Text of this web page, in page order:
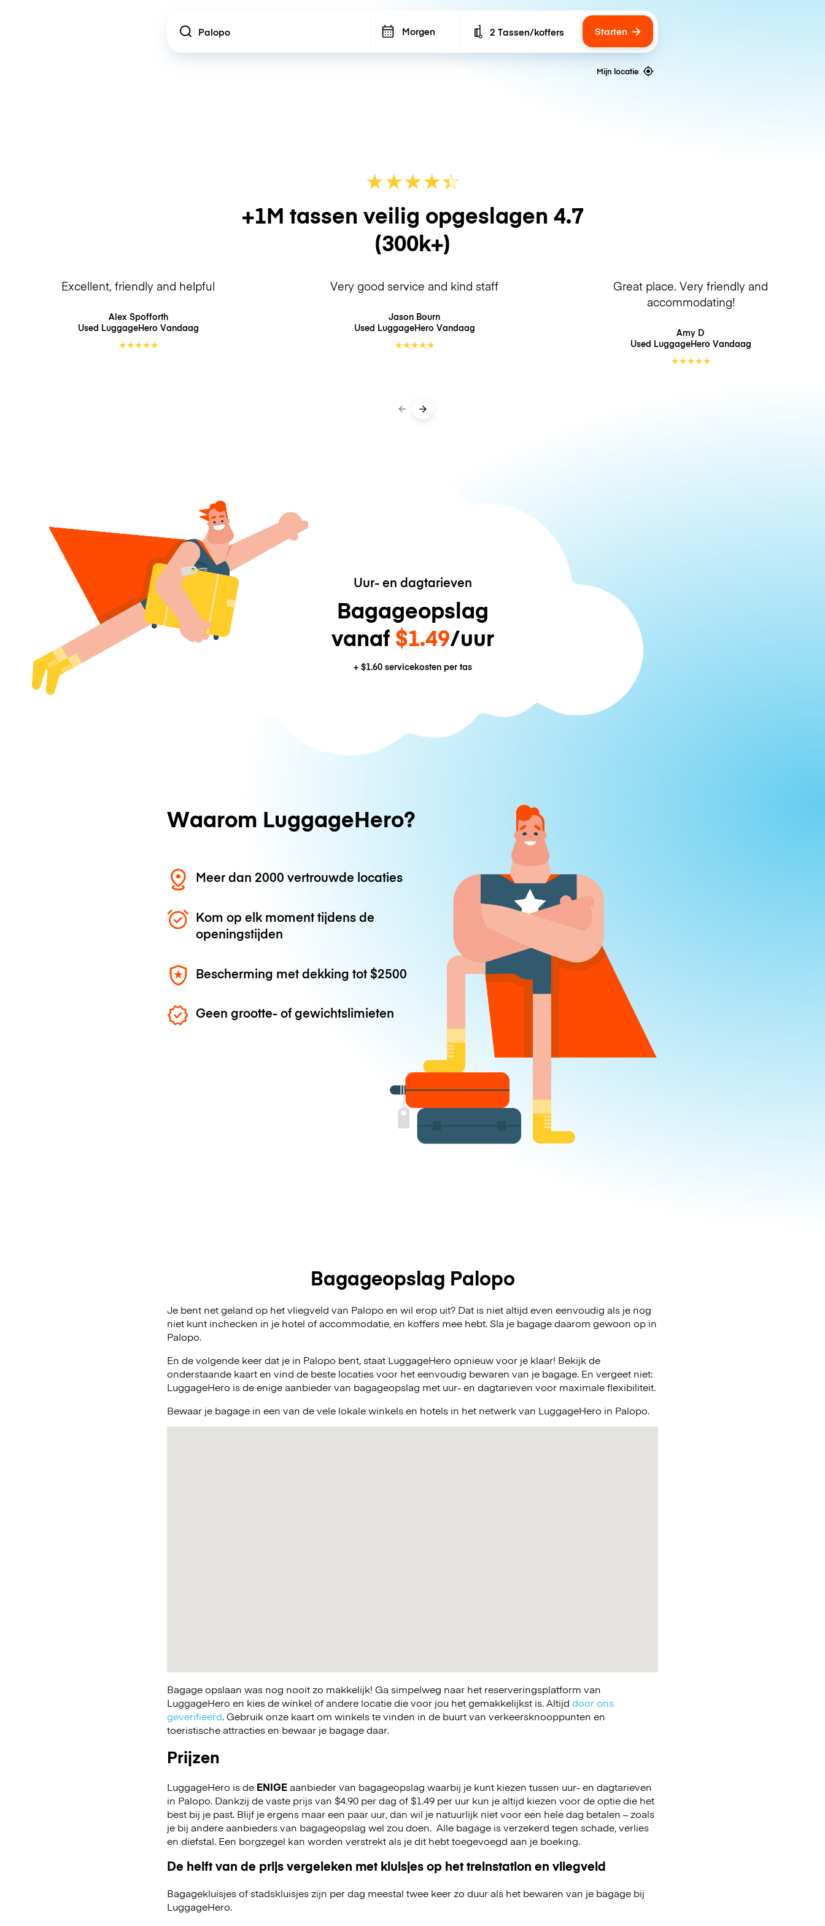
Location Morgen Number of bags
2 Tassen/koffers Starten
Mijn locatie
★★★★☆
★
+1M tassen veilig opgeslagen 4.7
(300k+)
Excellent, friendly and helpful
Alex Spofforth
Used LuggageHero Vandaag
★★★★★
Very good service and kind staff
Jason Bourn
Used LuggageHero Vandaag
★★★★★
Great place. Very friendly and
accommodating!
Amy D
Used LuggageHero Vandaag
★★★★★
Uur- en dagtarieven
Bagageopslag
vanaf $1.49/uur
+ $1.60servicekosten per tas
Waarom LuggageHero?
Meer dan 2000 vertrouwde locaties
Kom op elk moment tijdens de
openingstijden
Bescherming met dekking tot$2500
Geen grootte- of gewichtslimieten
Bagageopslag Palopo
Je bent net geland op het vliegveld van Palopo en wil erop uit? Dat is niet altijd even eenvoudig als je nog
niet kunt inchecken in je hotel of accommodatie, en koffers mee hebt. Sla je bagage daarom gewoon op in
Palopo.
En de volgende keer dat je in Palopo bent, staat LuggageHero opnieuw voor je klaar! Bekijk de
onderstaande kaart en vind de beste locaties voor het eenvoudig bewaren van je bagage. En vergeet niet:
LuggageHero is de enige aanbieder van bagageopslag met uur- en dagtarieven voor maximale flexibiliteit.
Bewaar je bagage in een van de vele lokale winkels en hotels in het netwerk van LuggageHero in Palopo.
Bagage opslaan was nog nooit zo makkelijk! Ga simpelweg naar het reserveringsplatform van
LuggageHero en kies de winkel of andere locatie die voor jou het gemakkelijkst is. Altijd door ons
geverifieerd. Gebruik onze kaart om winkels te vinden in de buurt van verkeersknooppunten en
toeristische attracties en bewaar je bagage daar.
Prijzen
LuggageHero is de ENIGEaanbieder van bagageopslag waarbij je kunt kiezen tussen uur- en dagtarieven
in Palopo. Dankzij de vaste prijs van $4.90 per dag of $1.49 per uur kun je altijd kiezen voor de optie die het
best bij je past. Blijf je ergens maar een paar uur, dan wil je natuurlijk niet voor een hele dag betalen – zoals
je bij andere aanbieders van bagageopslag wel zou doen. Alle bagage is verzekerd tegen schade, verlies
en diefstal. Een borgzegel kan worden verstrekt als je dit hebt toegevoegd aan je boeking.
De helft van de prijs vergeleken met kluisjes op het treinstation en vliegveld
Bagagekluisjes of stadskluisjes zijn per dag meestal twee keer zo duur als het bewaren van je bagage bij
LuggageHero.